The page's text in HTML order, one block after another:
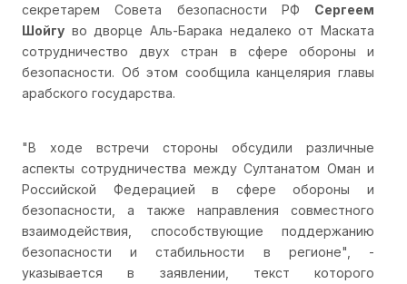
секретарем Совета безопасности РФ Сергеем
Шойгу во дворце Аль-Барака недалеко от Маската
сотрудничество двух стран в сфере обороны и
безопасности. Об этом сообщила канцелярия главы
арабского государства.
"В ходе встречи стороны обсудили различные
аспекты сотрудничества между Султанатом Оман и
Российской Федерацией в сфере обороны и
безопасности, а также направления совместного
взаимодействия, способствующие поддержанию
безопасности и стабильности в регионе", -
указывается в заявлении, текст которого